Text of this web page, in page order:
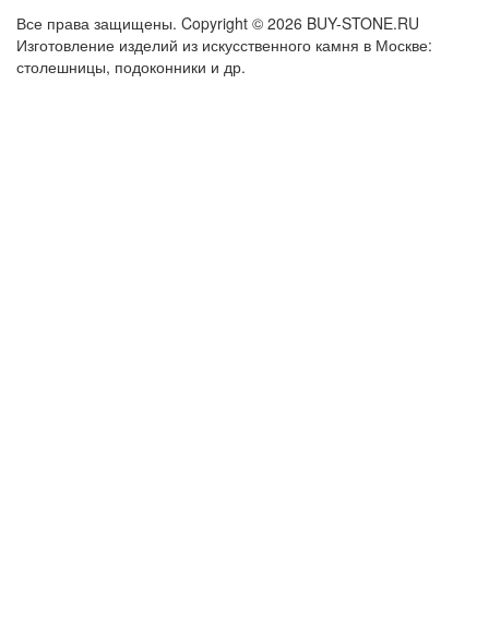
Все права защищены. Copyright © 2026 BUY-STONE.RU
Изготовление изделий из искусственного камня в Москве:
столешницы, подоконники и др.